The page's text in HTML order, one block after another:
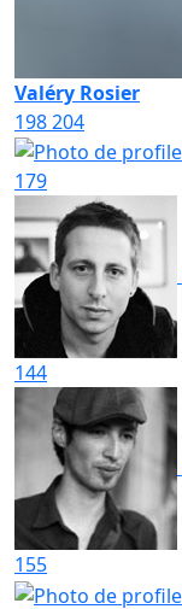
Valéry Rosier
198204
179
144
155